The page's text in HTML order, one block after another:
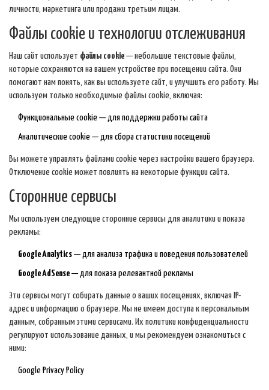
личности, маркетинга или продажи третьим лицам.
Файлы cookie и технологии отслеживания
Наш сайт использует файлы cookie — небольшие текстовые файлы,
которые сохраняются на вашем устройстве при посещении сайта. Они
помогают нам понять, как вы используете сайт, и улучшить его работу. Мы
используем только необходимые файлы cookie, включая:
Функциональные cookie — для поддержки работы сайта
Аналитические cookie — для сбора статистики посещений
Вы можете управлять файлами cookie через настройки вашего браузера.
Отключение cookie может повлиять на некоторые функции сайта.
Сторонние сервисы
Мы используем следующие сторонние сервисы для аналитики и показа
рекламы:
Google Analytics — для анализа трафика и поведения пользователей
Google AdSense — для показа релевантной рекламы
Эти сервисы могут собирать данные о ваших посещениях, включая IP-
адрес и информацию о браузере. Мы не имеем доступа к персональным
данным, собранным этими сервисами. Их политики конфиденциальности
регулируют использование данных, и мы рекомендуем ознакомиться с
ними:
Google Privacy Policy